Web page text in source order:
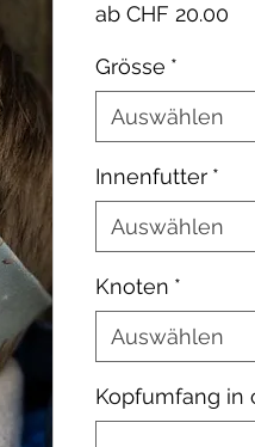
ab CHF 20.00
Grösse *
Auswählen
Innenfutter *
Auswählen
Knoten *
Auswählen
Kopfumfang in